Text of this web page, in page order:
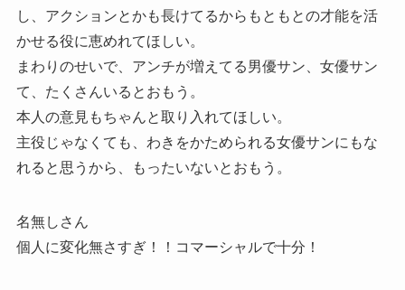
し、アクションとかも長けてるからもともとの才能を活
かせる役に恵めれてほしい。
まわりのせいで、アンチが増えてる男優サン、女優サン
て、たくさんいるとおもう。
本人の意見もちゃんと取り入れてほしい。
主役じゃなくても、わきをかためられる女優サンにもな
れると思うから、もったいないとおもう。
名無しさん
個人に変化無さすぎ！！コマーシャルで十分！